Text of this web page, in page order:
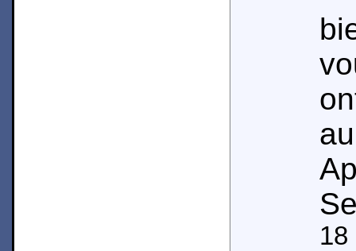
18